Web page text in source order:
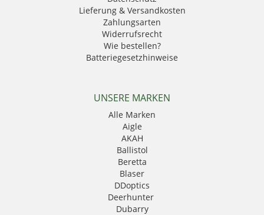
Lieferung & Versandkosten
Zahlungsarten
Widerrufsrecht
Wie bestellen?
Batteriegesetzhinweise
UNSERE MARKEN
Alle Marken
Aigle
AKAH
Ballistol
Beretta
Blaser
DDoptics
Deerhunter
Dubarry